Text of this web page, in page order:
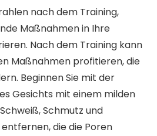
nach dem Training,
Maßnahmen in Ihre
Nach dem Training kann
Maßnahmen profitieren, die
Beginnen Sie mit der
Gesichts mit einem milden
Schmutz und
die die Poren